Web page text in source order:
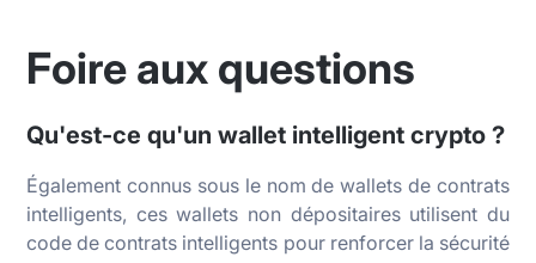
Foire aux questions
Qu'est-ce qu'un wallet intelligent crypto ?
Également connus sous le nom de wallets de contrats
intelligents, ces wallets non dépositaires utilisent du
code de contrats intelligents pour renforcer la sécurité